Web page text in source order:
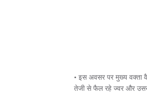
• इस अवसर पर मुख्य वक्ता
तेजी से फैल रहे ज्वर और उससे